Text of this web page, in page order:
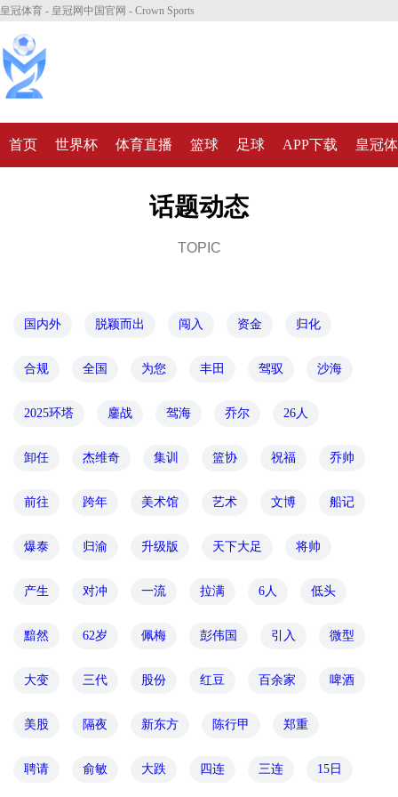
皇冠体育 - 皇冠网中国官网 - Crown Sports
首页 世界杯 体育直播 篮球 足球 APP下载 皇冠
话题动态
TOPIC
国内外 脱颖而出 闯入 资金 归化
合规 全国 为您 丰田 驾驭 沙海
2025环塔 鏖战 驾海 乔尔 26人
卸任 杰维奇 集训 篮协 祝福 乔帅
前往 跨年 美术馆 艺术 文博 船记
爆泰 归渝 升级版 天下大足 将帅
产生 对冲 一流 拉满 6人 低头
黯然 62岁 佩梅 彭伟国 引入 微型
大变 三代 股份 红豆 百余家 啤酒
美股 隔夜 新东方 陈行甲 郑重
聘请 俞敏 大跌 四连 三连 15日